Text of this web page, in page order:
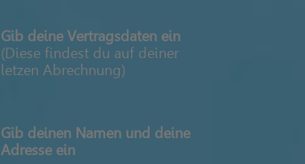
Gib deine Vertragsdaten ein
(Diese findest du auf deiner
letzen Abrechnung)
Gib deinen Namen und deine
Adresse ein